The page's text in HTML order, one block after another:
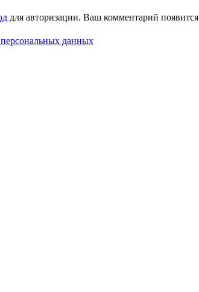
для авторизации. Ваш комментарий
персональных данных